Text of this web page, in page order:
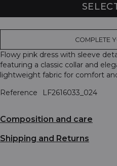
COMPLETE
Flowy pink dress with sleeve
featuring a classic collar and
lightweight fabric for comfort
Reference
LF2616033_024
Composition and care
Shipping and Returns